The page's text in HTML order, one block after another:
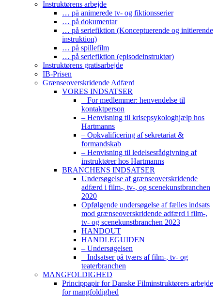
Instruktørens arbejde
… på animerede tv- og fiktionsserier
… på dokumentar
… på seriefiktion (Konceptuerende og initierende
instruktion)
… på spillefilm
… på seriefiktion (episodeinstruktør)
Instruktørens gratisarbejde
IB-Prisen
Grænseoverskridende Adfærd
VORES INDSATSER
– For medlemmer: henvendelse til
kontaktperson
– Henvisning til krisepsykologhjælp hos
Hartmanns
– Opkvalificering af sekretariat &
formandskab
– Henvisning til ledelsesrådgivning af
instruktører hos Hartmanns
BRANCHENS INDSATSER
Undersøgelse af grænseoverskridende
adfærd i film-, tv-, og scenekunstbranchen
2020
Opfølgende undersøgelse af fælles indsats
mod grænseoverskridende adfærd i film-,
tv- og scenekunstbranchen 2023
HANDOUT
HANDLEGUIDEN
– Undersøgelsen
– Indsatser på tværs af film-, tv- og
teaterbranchen
MANGFOLDIGHED
Princippapir for Danske Filminstruktørers arbejde
for mangfoldighed